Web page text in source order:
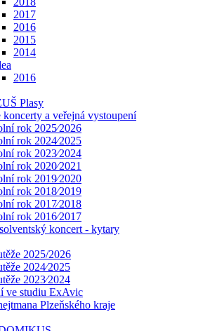
2017
2016
2015
2014
2016
Plasy
koncerty a veřejná vystoupení
rok 2025⁄2026
rok 2024⁄2025
rok 2023⁄2024
rok 2020⁄2021
rok 2019⁄2020
rok 2018⁄2019
rok 2017⁄2018
rok 2016⁄2017
koncert - kytary
2025/2026
2024⁄2025
2023⁄2024
ve studiu ExAvic
Plzeňského kraje